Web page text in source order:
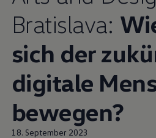
Bratislava:
sich der
digitale
bewegen?
18. September 2023